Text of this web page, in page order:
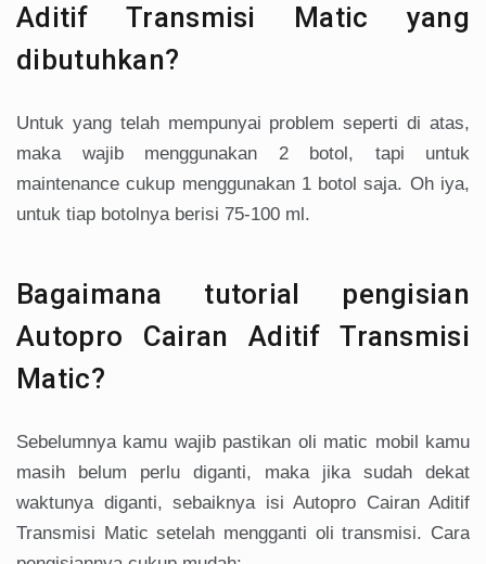
Aditif Transmisi Matic yang
dibutuhkan?
Untuk yang telah mempunyai problem seperti di atas,
maka wajib menggunakan 2 botol, tapi untuk
maintenance cukup menggunakan 1 botol saja. Oh iya,
untuk tiap botolnya berisi 75-100 ml.
Bagaimana tutorial pengisian
Autopro Cairan Aditif Transmisi
Matic?
Sebelumnya kamu wajib pastikan oli matic mobil kamu
masih belum perlu diganti, maka jika sudah dekat
waktunya diganti, sebaiknya isi Autopro Cairan Aditif
Transmisi Matic setelah mengganti oli transmisi. Cara